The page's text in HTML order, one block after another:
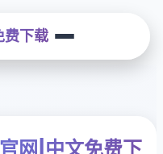
费下载
网|中文免费下